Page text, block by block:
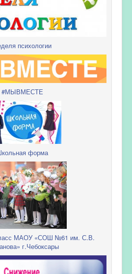
психологии
#МЫВМЕСТЕ
форма
МАОУ «СОШ №61 им. С.В.
г.Чебоксары